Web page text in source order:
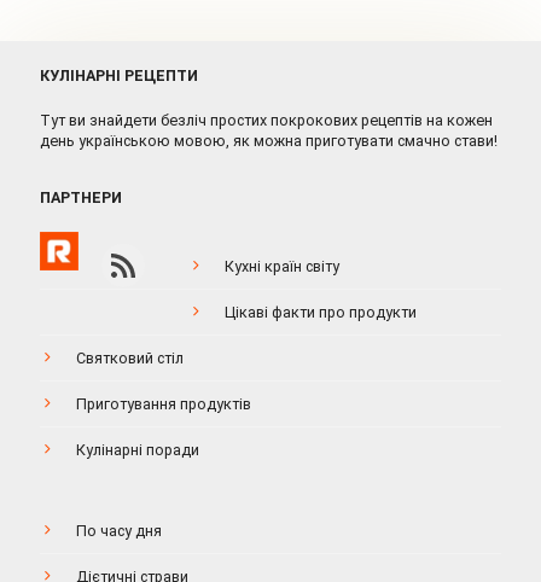
КУЛІНАРНІ РЕЦЕПТИ
Тут ви знайдети безліч простих покрокових рецептів на кожен
день українською мовою, як можна приготувати смачно стави!
ПАРТНЕРИ
Кухні країн світу
Цікаві факти про продукти
Святковий стіл
Приготування продуктів
Кулінарні поради
По часу дня
Дієтичні страви